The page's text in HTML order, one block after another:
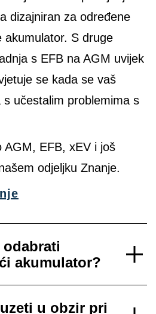
dizajniran za određene
akumulator. S druge
s EFB na AGM uvijek
se kada se vaš
s učestalim problemima s
AGM, EFB, xEV i još
odjeljku Znanje.
akumulator?
u obzir pri